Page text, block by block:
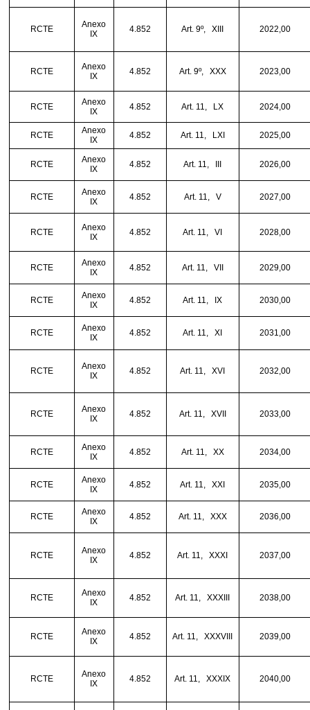
RCTE
Anexo
IX
4.852 Art. 9º, XIII 2022,00
RCTE
Anexo
IX
4.852 Art. 9º, XXX 2023,00
RCTE
Anexo
IX
4.852 Art. 11, LX 2024,00
RCTE
Anexo
IX
4.852 Art. 11, LXI 2025,00
RCTE
Anexo
IX
4.852 Art. 11, 2026,00
RCTE
Anexo
IX
4.852 Art. 11, V 2027,00
RCTE
Anexo
IX
4.852 Art. 11, VI 2028,00
RCTE
Anexo
IX
4.852 Art. 11, VII 2029,00
RCTE
Anexo
IX
4.852 Art. 11, IX 2030,00
RCTE
Anexo
IX
4.852 Art. 11, XI 2031,00
RCTE
Anexo
IX
4.852 Art. 11, XVI 2032,00
RCTE
Anexo
IX
4.852 Art. 11, XVII 2033,00
RCTE
Anexo
IX
4.852 Art. 11, XX 2034,00
RCTE
Anexo
IX
4.852 Art. 11, XXI 2035,00
RCTE
Anexo
IX
4.852 Art. 11, XXX 2036,00
RCTE
Anexo
IX
4.852 Art. 11, XXXI 2037,00
RCTE
Anexo
IX
4.852 Art. 11, XXXIII 2038,00
RCTE
Anexo
IX
4.852 Art. 11, XXXVIII 2039,00
RCTE
Anexo
IX
4.852 Art. 11, XXXIX 2040,00